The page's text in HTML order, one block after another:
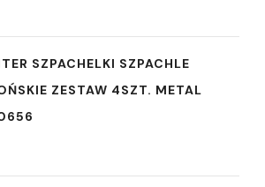
SZPACHELKI SZPACHLE
ZESTAW 4SZT. METAL